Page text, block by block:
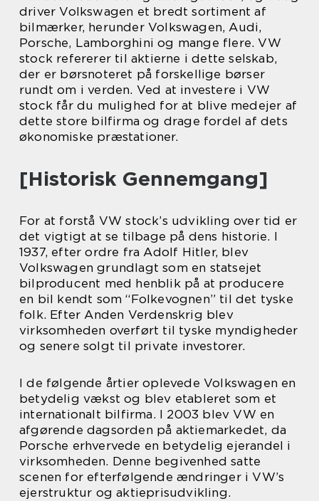
driver Volkswagen et bredt sortiment af
bilmærker, herunder Volkswagen, Audi,
Porsche, Lamborghini og mange flere. VW
stock refererer til aktierne i dette selskab,
der er børsnoteret på forskellige børser
rundt om i verden. Ved at investere i VW
stock får du mulighed for at blive medejer af
dette store bilfirma og drage fordel af dets
økonomiske præstationer.
[Historisk Gennemgang]
For at forstå VW stock’s udvikling over tid er
det vigtigt at se tilbage på dens historie. I
1937, efter ordre fra Adolf Hitler, blev
Volkswagen grundlagt som en statsejet
bilproducent med henblik på at producere
en bil kendt som “Folkevognen” til det tyske
folk. Efter Anden Verdenskrig blev
virksomheden overført til tyske myndigheder
og senere solgt til private investorer.
I de følgende årtier oplevede Volkswagen en
betydelig vækst og blev etableret som et
internationalt bilfirma. I 2003 blev VW en
afgørende dagsorden på aktiemarkedet, da
Porsche erhvervede en betydelig ejerandel i
virksomheden. Denne begivenhed satte
scenen for efterfølgende ændringer i VW’s
ejerstruktur og aktieprisudvikling.